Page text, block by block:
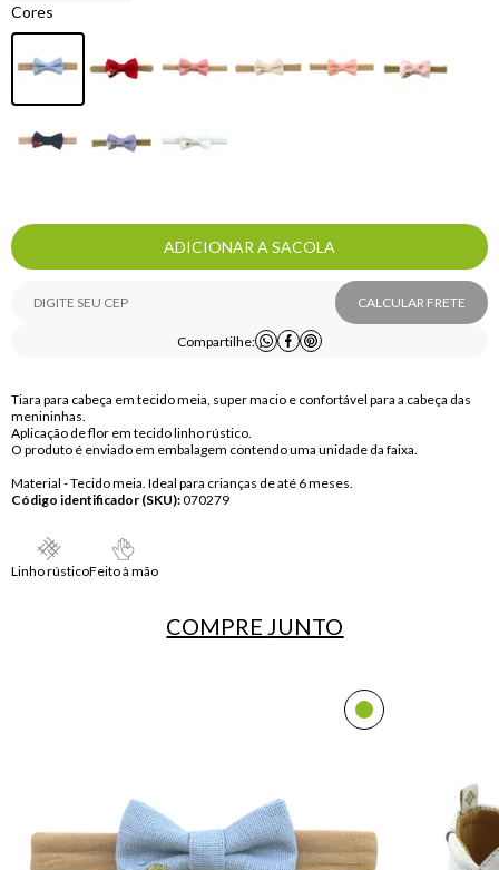
ADICIONAR A SACOLA
CALCULAR FRETE
Compartilhe:
Código identificador (SKU):070279
Tiara para cabeça em tecido meia, super macio e confortável para a cabeça das
menininhas.
Aplicação de flor em tecido linho rústico.
O produto é enviado em embalagem contendo uma unidade da faixa.
Material - Tecido meia. Ideal para crianças de até 6 meses.
Linho rústicoFeito à mão
COMPREJUNTO